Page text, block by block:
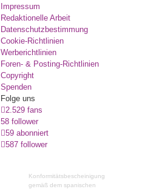
Impressum
Redaktionelle Arbeit
Datenschutzbestimmung
Cookie-Richtlinien
Werberichtlinien
Foren- & Posting-Richtlinien
Copyright
Spenden
Folge uns
2.529 fans
58 follower
59 abonniert
587 follower
Konformitätsbescheinigung
gemäß dem spanischen